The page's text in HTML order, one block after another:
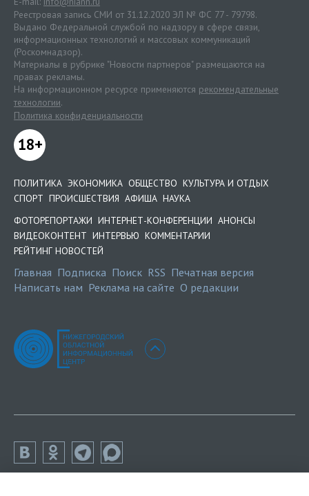
Реестровая запись СМИ от 31.12.2020 ЭЛ № ФС 77 - 79798.
Выдано Федеральной службой по надзору в сфере связи,
информационных технологий и массовых коммуникаций
(Роскомнадзор).
Материалы в рубрике "Новости партнеров" размещаются на
правах рекламы.
На информационном ресурсе применяются рекомендательные
технологии.
Политика конфиденциальности
18+
ПОЛИТИКА ЭКОНОМИКА ОБЩЕСТВО КУЛЬТУРА И ОТДЫХ
СПОРТ ПРОИСШЕСТВИЯ АФИША НАУКА
ФОТОРЕПОРТАЖИ ИНТЕРНЕТ-КОНФЕРЕНЦИИ АНОНСЫ
ВИДЕОКОНТЕНТ ИНТЕРВЬЮ КОММЕНТАРИИ
РЕЙТИНГ НОВОСТЕЙ
Главная Подписка Поиск RSS Печатная версия
Написать нам Реклама на сайте О редакции